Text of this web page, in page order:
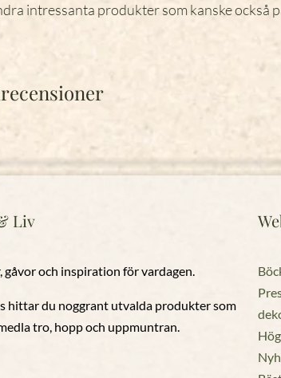
intressanta produkter som kanske också
Liv
gåvor och inspiration för vardagen.
hittar du noggrant utvalda produkter som
tro, hopp och uppmuntran.